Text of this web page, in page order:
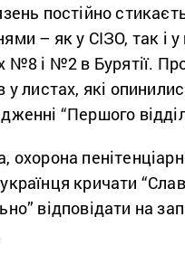
постійно
– як у СІЗО, так і
№8 і №2 в Бурятії.
у листах, які
“Першого
охорона
кричати
відповідати на